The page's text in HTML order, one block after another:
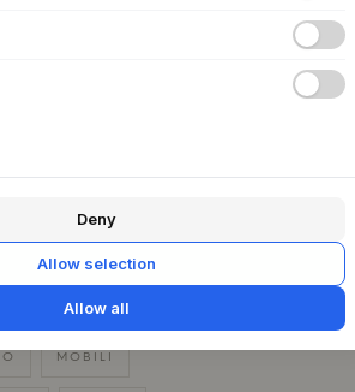
paio di cuscini colorati, pronta per
ENTRO 30 GIORNI +
+
MOBILI
Deny
Allow selection
Allow all